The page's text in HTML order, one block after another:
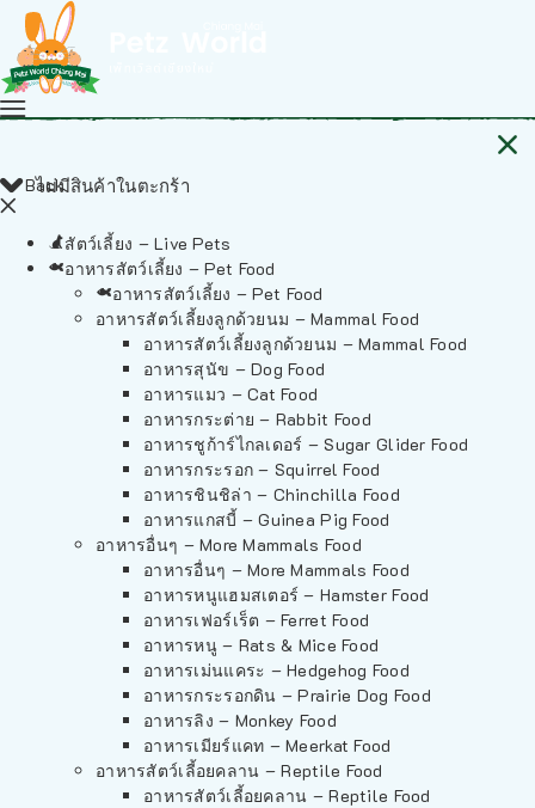
ไม่มีสินค้าในตะกร้า
Back
สัตว์เลี้ยง – Live Pets
อาหารสัตว์เลี้ยง – Pet Food
อาหารสัตว์เลี้ยง – Pet Food
อาหารสัตว์เลี้ยงลูกด้วยนม – Mammal Food
อาหารสัตว์เลี้ยงลูกด้วยนม – Mammal Food
อาหารสุนัข – Dog Food
อาหารแมว – Cat Food
อาหารกระต่าย – Rabbit Food
อาหารชูก้าร์ไกลเดอร์ – Sugar Glider Food
อาหารกระรอก – Squirrel Food
อาหารชินชิล่า – Chinchilla Food
อาหารแกสบี้ – Guinea Pig Food
อาหารอื่นๆ – More Mammals Food
อาหารอื่นๆ – More Mammals Food
อาหารหนูแฮมสเตอร์ – Hamster Food
อาหารเฟอร์เร็ต – Ferret Food
อาหารหนู – Rats & Mice Food
อาหารเม่นแคระ – Hedgehog Food
อาหารกระรอกดิน – Prairie Dog Food
อาหารลิง – Monkey Food
อาหารเมียร์แคท – Meerkat Food
อาหารสัตว์เลี้อยคลาน – Reptile Food
อาหารสัตว์เลี้อยคลาน – Reptile Food